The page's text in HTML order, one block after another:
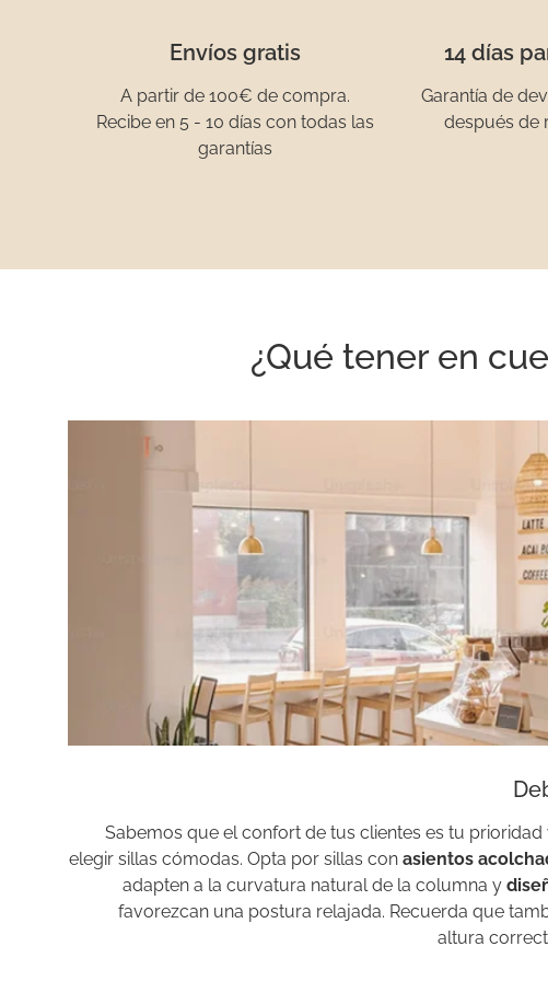
Envíos gratis
A partir de 100€ de compra.
Recibe en 5 - 10 días con todas las
garantías
14 días
Garantía de
después de
¿Qué tener en
Sabemos que el confort de tus clientes es tu
elegir sillas cómodas. Opta por sillas con asientos
adapten a la curvatura natural de la columna y
favorezcan una postura relajada. Recuerda que
altura